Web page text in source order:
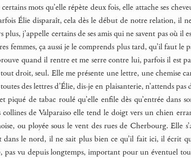
mots qu’elle répète deux fois, elle attache ses
Élie disparaît, cela dès le début de notre relation, il
j’appelle certains de ses amis qui ne savent pas où il
femmes, ça aussi je le comprends plus tard, qu’il faut le
quand il rentre et me serre contre lui, parfois il est
droit, seul. Elle me présente une lettre, une chemise
des lettres d’Élie, dis-je en plaisanterie, n’attends
piqué de tabac roulé qu’elle enfile dès qu’entrée dans
collines de Valparaiso elle tend le doigt vers un chien
ou ployée sous le vent des rues de Cherbourg. Elle
le nord, il ne sait plus bien ce qu’il fait ici, il écrit
pas vu depuis longtemps, important pour un éventuel